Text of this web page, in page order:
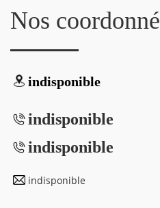
Nos
indisponible
indisponible
indisponible
indisponible